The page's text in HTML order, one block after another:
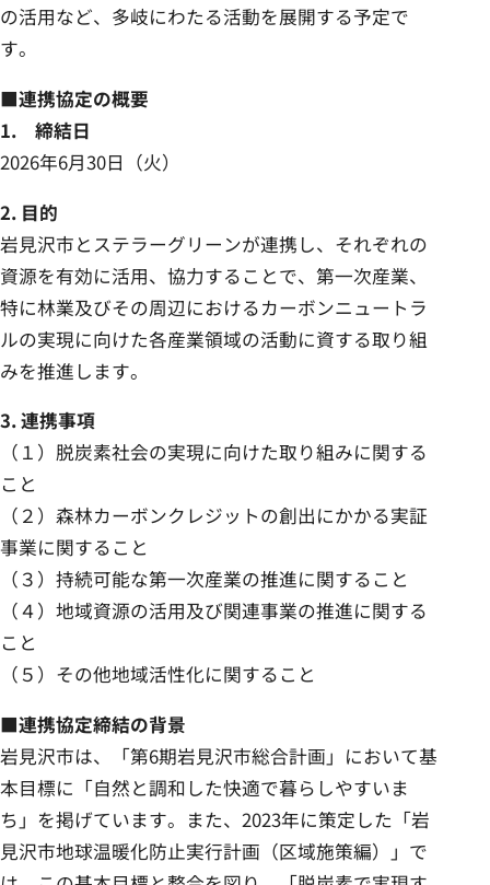
の活用など、多岐にわたる活動を展開する予定で
す。
■連携協定の概要
1. 締結日
2026年6月30日（火）
2. 目的
岩見沢市とステラーグリーンが連携し、それぞれの
資源を有効に活用、協力することで、第一次産業、
特に林業及びその周辺におけるカーボンニュートラ
ルの実現に向けた各産業領域の活動に資する取り組
みを推進します。
3. 連携事項
（１）脱炭素社会の実現に向けた取り組みに関する
こと
（２）森林カーボンクレジットの創出にかかる実証
事業に関すること
（３）持続可能な第一次産業の推進に関すること
（４）地域資源の活用及び関連事業の推進に関する
こと
（５）その他地域活性化に関すること
■連携協定締結の背景
岩見沢市は、「第6期岩見沢市総合計画」において基
本目標に「自然と調和した快適で暮らしやすいま
ち」を掲げています。また、2023年に策定した「岩
見沢市地球温暖化防止実行計画（区域施策編）」で